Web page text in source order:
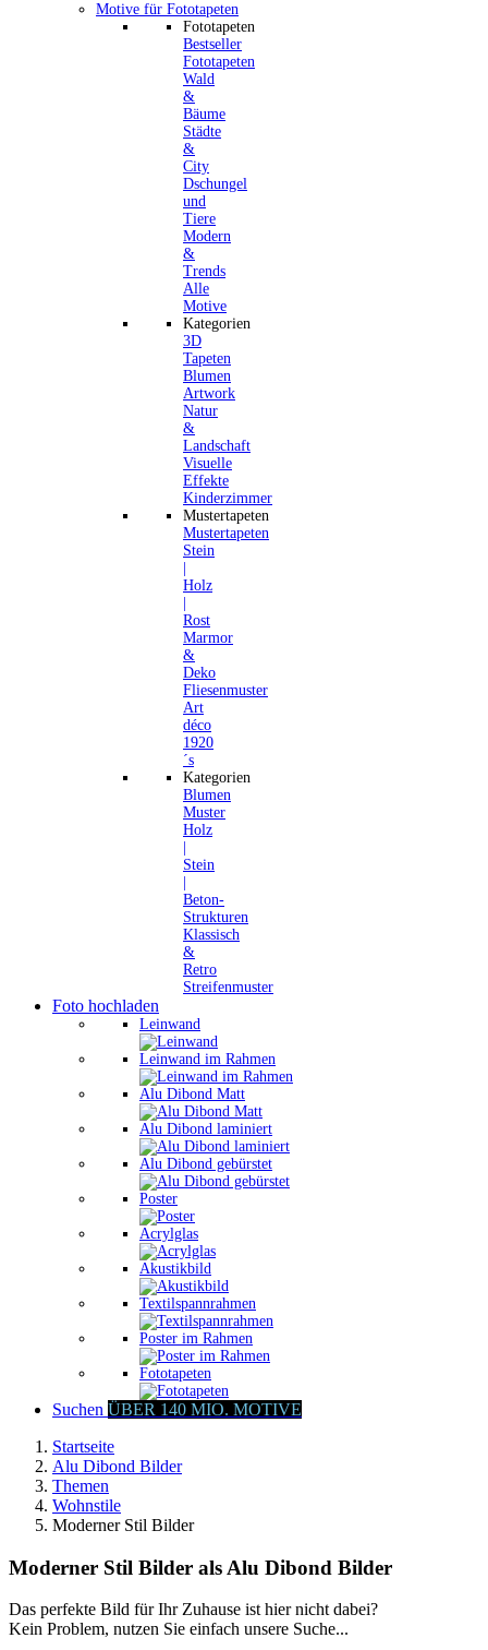
Motive für Fototapeten
Fototapeten
Bestseller
Fototapeten
Wald
&
Bäume
Städte
&
City
Dschungel
und
Tiere
Modern
&
Trends
Alle
Motive
Kategorien
3D
Tapeten
Blumen
Artwork
Natur
&
Landschaft
Visuelle
Effekte
Kinderzimmer
Mustertapeten
Mustertapeten
Stein
Holz
Rost
Marmor
&
Deko
Fliesenmuster
Art
déco
1920
´s
Kategorien
Blumen
Muster
Holz
Stein
Beton-
Strukturen
Klassisch
&
Retro
Streifenmuster
Foto hochladen
Leinwand
Leinwand im Rahmen
Alu Dibond Matt
Alu Dibond laminiert
Alu Dibond gebürstet
Poster
Acrylglas
Akustikbild
Textilspannrahmen
Poster im Rahmen
Fototapeten
Suchen ÜBER 140 MIO. MOTIVE
Startseite
Alu Dibond Bilder
Themen
Wohnstile
Moderner Stil Bilder
Moderner Stil Bilder als Alu Dibond Bilder
Das perfekte Bild für Ihr Zuhause ist hier nicht dabei?
Kein Problem, nutzen Sie einfach unsere Suche...